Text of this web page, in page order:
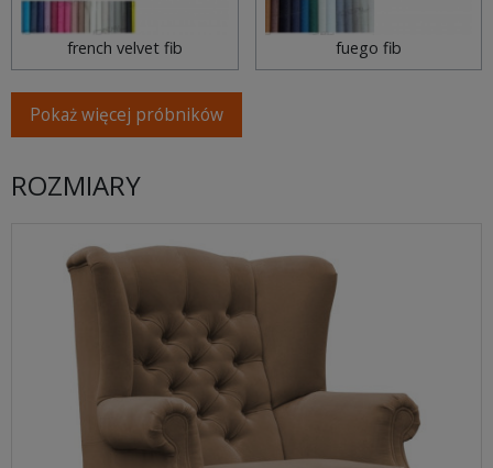
french velvet fib fuego fib
Pokaż więcej próbników
ROZMIARY